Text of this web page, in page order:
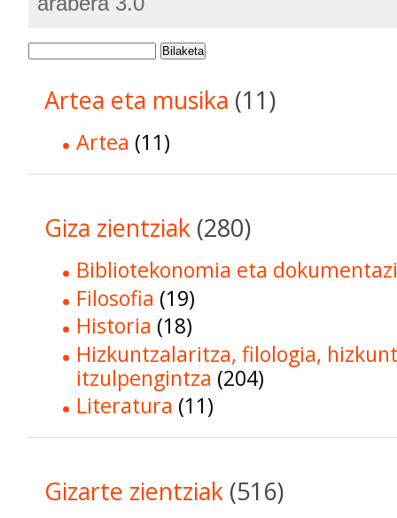
Bilaketa
Artea eta musika (11)
Artea (11)
Giza zientziak (280)
Bibliotekonomia eta
Filosofia (19)
Historia (18)
Hizkuntzalaritza, filologia,
itzulpengintza (204)
Literatura (11)
Gizarte zientziak (516)